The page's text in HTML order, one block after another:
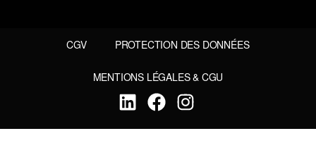
CGV PROTECTION DES DONNÉES
MENTIONS LÉGALES & CGU